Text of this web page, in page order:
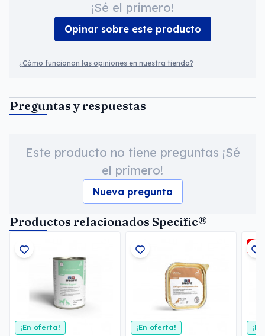
¡Sé el primero!
Opinar sobre este producto
¿Cómo funcionan las opiniones en nuestra tienda?
Preguntas y respuestas
Este producto no tiene preguntas ¡Sé
el primero!
Nueva pregunta
Productos relacionados Specific®
¡En oferta! ¡En oferta!
-